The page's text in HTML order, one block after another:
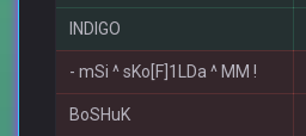
INDIGO
- mSi ^ sKo[F]1LDa ^ MM !
BoSHuK